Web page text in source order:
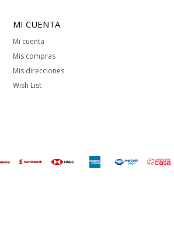
MI CUENTA
Mi cuenta
Mis compras
Mis direcciones
Wish List